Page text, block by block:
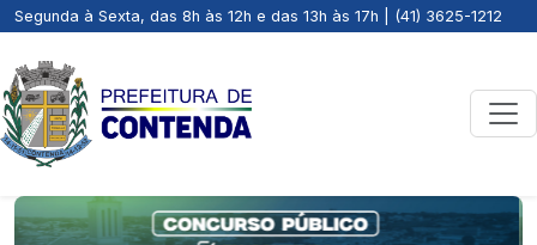
Segunda à Sexta, das 8h às 12h e das 13h às 17h | (41) 3625-1212